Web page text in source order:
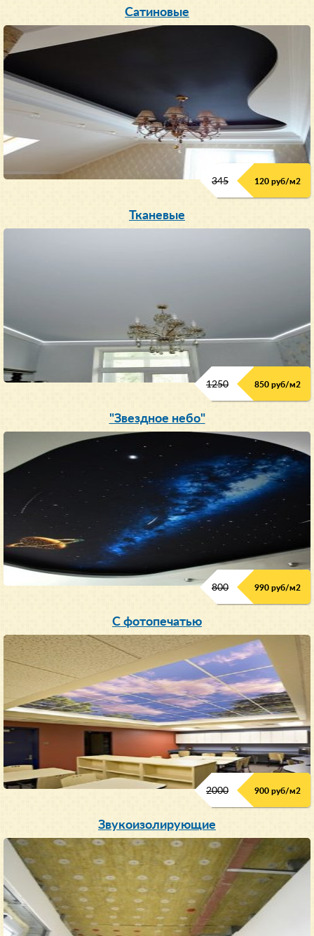
Сатиновые
345 120 руб/м2
Тканевые
1250 850 руб/м2
"Звездное небо"
800 990 руб/м2
С фотопечатью
2000 900 руб/м2
Звукоизолирующие